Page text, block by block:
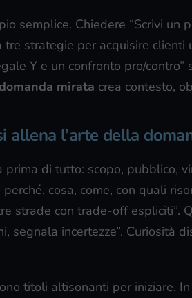
semplice. Chiedere “Scrivi un
tre strategie per acquisire
Y e un confronto pro/
domanda mirata crea contesto,
allena l’arte della
prima di tutto: scopo, pubblico,
perché, cosa, come, con quali
strade con trade-off espliciti”.
segnala incertezze”. Curiosità
titoli altisonanti per iniziare.